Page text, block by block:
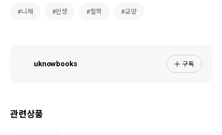
#니체 #인생 #철학 #교양
uknowbooks 구독
관련상품